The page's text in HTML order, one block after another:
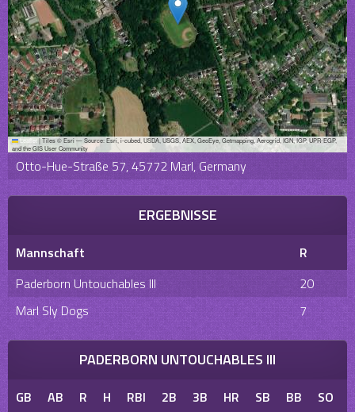
Leaflet |Tiles © Esri — Source: Esri, i-cubed, USDA, USGS, AEX, GeoEye, Getmapping, Aerogrid, IGN, IGP, UPR-EGP,
and the GIS User Community
Otto-Hue-Straße 57, 45772 Marl, Germany
ERGEBNISSE
Mannschaft
R
Paderborn Untouchables III
20
Marl Sly Dogs
7
PADERBORN UNTOUCHABLES III
GB AB R H RBI 2B 3B HR SB BB SO